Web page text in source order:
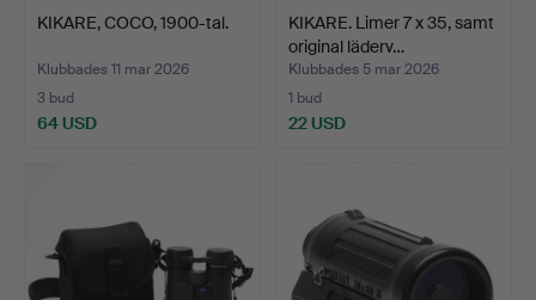
KIKARE, COCO, 1900-tal.
Klubbades 11 mar 2026
3 bud
64 USD
KIKARE. Limer 7 x 35, samt
original läderv…
Klubbades 5 mar 2026
1 bud
22 USD